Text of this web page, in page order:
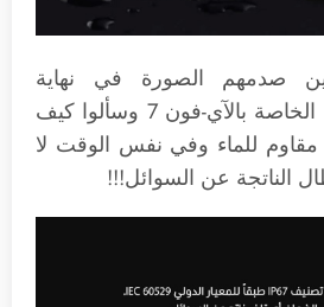
صدمهم الصورة في نهاية
الفيديوهات التروجية الخاصة بالآي-فون 7 وسألوا كيف
مقاوم للماء وفي نفس الوقت لا
الناتجة عن السوائل!!!